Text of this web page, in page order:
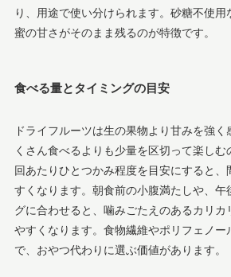
り、用途で使い分けられます。砂糖不使
蜜の甘さがそのまま残るのが特徴です。
食べる量とタイミングの目安
ドライフルーツは生の果物より甘みを強
くさん食べるよりも少量を区切って楽し
回あたりひとつかみ程度を目安にすると、
すくなります。朝食前の小腹満たしや、午
グに合わせると、噛みごたえのあるカリカ
やすくなります。食物繊維やポリフェノー
で、おやつ代わりに選ぶ価値があります。